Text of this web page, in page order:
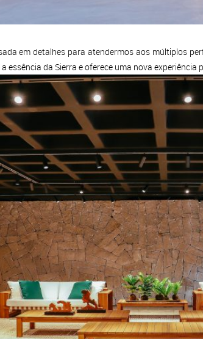
em detalhes para atendermos aos múltiplos
essência da Sierra e oferece uma nova experiência